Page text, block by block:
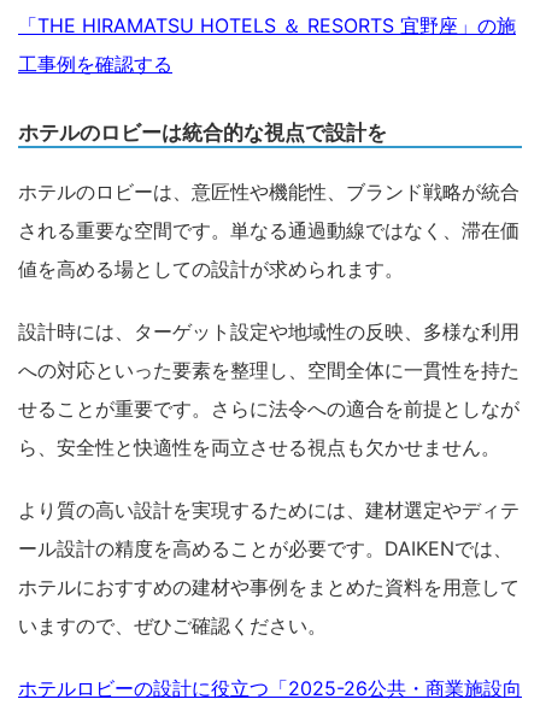
「THE HIRAMATSU HOTELS ＆ RESORTS 宜野座」の施
工事例を確認する
ホテルのロビーは統合的な視点で設計を
ホテルのロビーは、意匠性や機能性、ブランド戦略が統合
される重要な空間です。単なる通過動線ではなく、滞在価
値を高める場としての設計が求められます。
設計時には、ターゲット設定や地域性の反映、多様な利用
への対応といった要素を整理し、空間全体に一貫性を持た
せることが重要です。さらに法令への適合を前提としなが
ら、安全性と快適性を両立させる視点も欠かせません。
より質の高い設計を実現するためには、建材選定やディテ
ール設計の精度を高めることが必要です。DAIKENでは、
ホテルにおすすめの建材や事例をまとめた資料を用意して
いますので、ぜひご確認ください。
ホテルロビーの設計に役立つ「2025-26公共・商業施設向